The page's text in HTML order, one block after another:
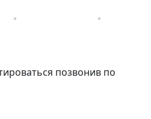
позвонив по